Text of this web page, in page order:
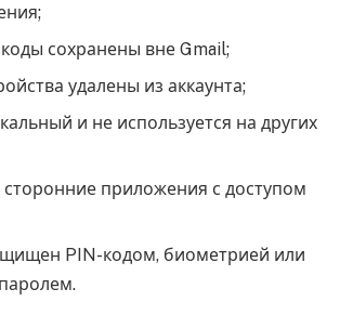
сохранены вне Gmail;
удалены из аккаунта;
и не используется на других
приложения с доступом
PIN-кодом, биометрией или